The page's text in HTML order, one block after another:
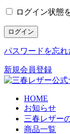
ログイン状態
ログイン
パスワードを忘れ
新規会員登録
HOME
お知らせ
三春レザー
商品一覧